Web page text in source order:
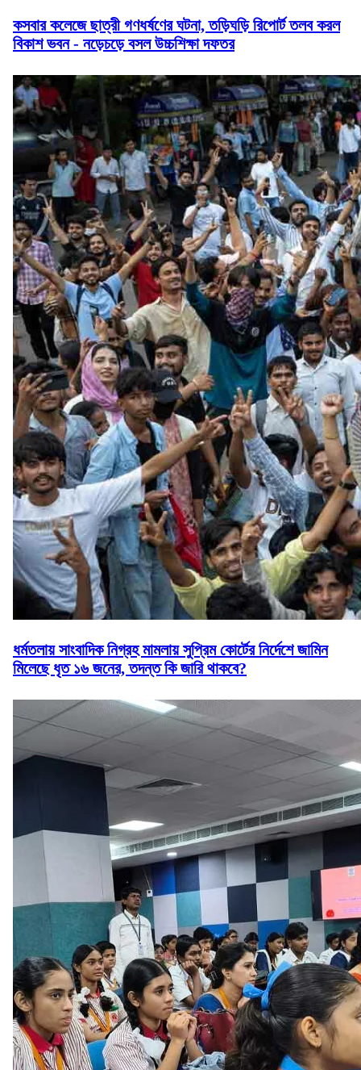
কসবার কলেজে ছাত্রী গণধর্ষণের ঘটনা, তড়িঘড়ি রিপোর্ট তলব করল
বিকাশ ভবন - নড়েচড়ে বসল উচ্চশিক্ষা দফতর
ধর্মতলায় সাংবাদিক নিগ্রহ মামলায় সুপ্রিম কোর্টের নির্দেশে জামিন
মিলেছে ধৃত ১৬ জনের, তদন্ত কি জারি থাকবে?